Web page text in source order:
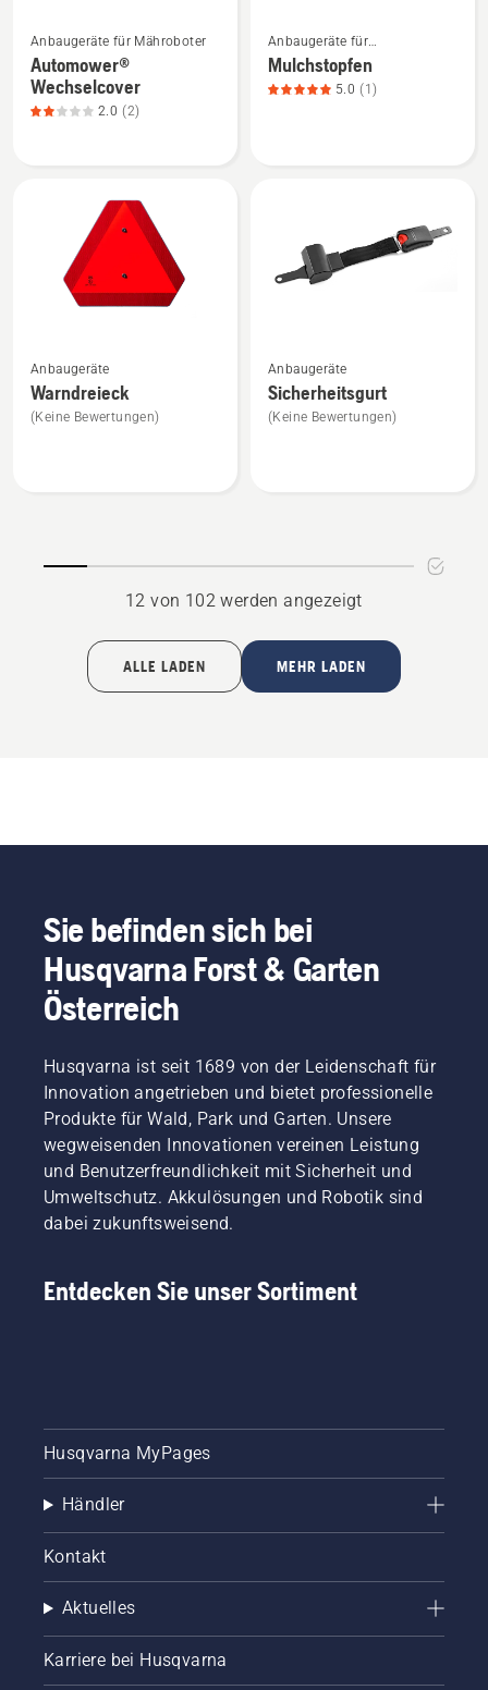
Details
zu
Automower®
Anbaugeräte für Mähroboter
Automower®
Wechselcover
2.0 (2)
Details
zu
Mulchstopfen
Anbaugeräte für
Gartentraktoren
Mulchstopfen
5.0 (1)
Details
zu
Warndreieck
Anbaugeräte
Warndreieck
(Keine Bewertungen)
Details
zu
Sicherheitsgurt
Anbaugeräte
Sicherheitsgurt
(Keine Bewertungen)
12 von 102 werden angezeigt
ALLE LADEN MEHR LADEN
Sie befinden sich bei
Husqvarna Forst & Garten
Österreich
Husqvarna ist seit 1689 von der Leidenschaft für
Innovation angetrieben und bietet professionelle
Produkte für Wald, Park und Garten. Unsere
wegweisenden Innovationen vereinen Leistung
und Benutzerfreundlichkeit mit Sicherheit und
Umweltschutz. Akkulösungen und Robotik sind
dabei zukunftsweisend.
Entdecken Sie unser Sortiment
Husqvarna MyPages
Händler
Kontakt
Aktuelles
Karriere bei Husqvarna